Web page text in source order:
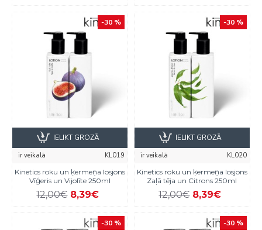
-30 %
ir veikalā
KL019
Kinetics roku un ķermeņa losjons
Vīģeris un Vijolīte 250ml
12,00€ 8,39€
IELIKT GROZĀ
-30 %
ir veikalā
KL020
Kinetics roku un ķermeņa losjons
Zaļā tēja un Citrons 250ml
12,00€ 8,39€
IELIKT GROZĀ
-30 % -30 %